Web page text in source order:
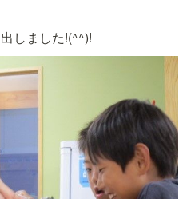
しました!(^^)!